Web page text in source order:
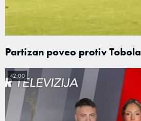
Partizan poveo protiv Tobola
42:00